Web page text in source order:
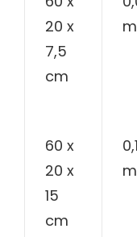
20 x
7,5
cm
60 x
20 x
15
cm